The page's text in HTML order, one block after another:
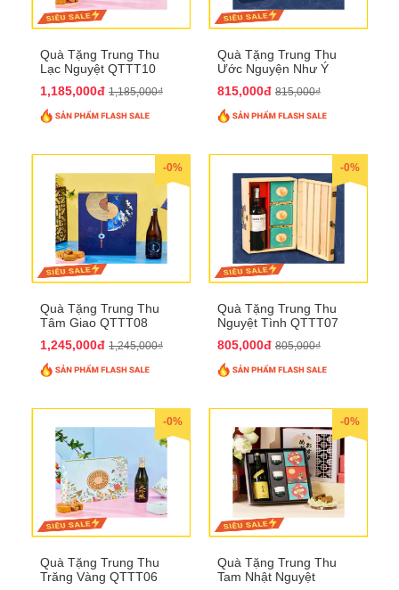
Quà Tặng Trung Thu
Lạc Nguyệt QTTT10
1,185,000đ 1,185,000₫
Quà Tặng Trung Thu
Ước Nguyện Như Ý
815,000đ 815,000₫
-0%
Quà Tặng Trung Thu
Tâm Giao QTTT08
1,245,000đ 1,245,000₫
-0%
Quà Tặng Trung Thu
Nguyệt Tình QTTT07
805,000đ 805,000₫
-0%
Quà Tặng Trung Thu
Trăng Vàng QTTT06
-0%
Quà Tặng Trung Thu
Tam Nhật Nguyệt